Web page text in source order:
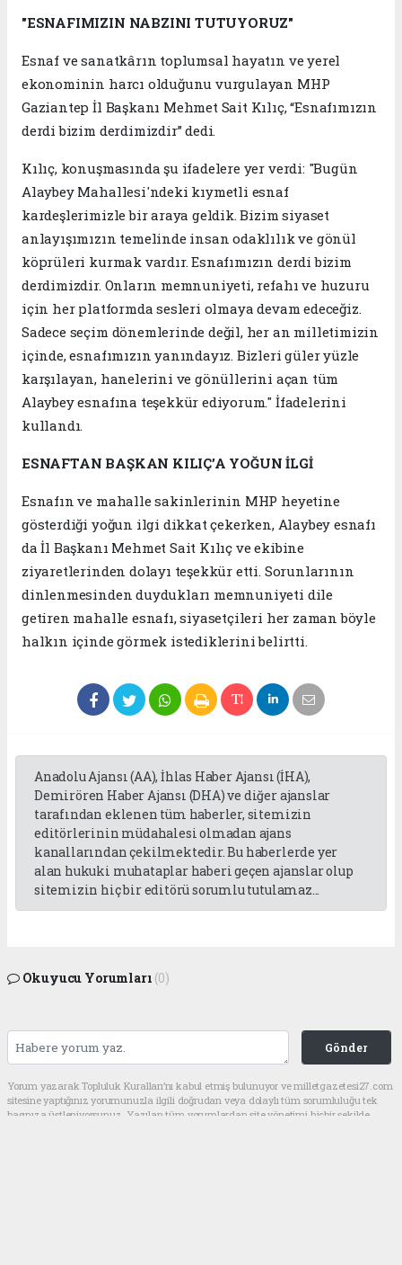
"ESNAFIMIZIN NABZINI TUTUYORUZ"
Esnaf ve sanatkârın toplumsal hayatın ve yerel
ekonominin harcı olduğunu vurgulayan MHP
Gaziantep İl Başkanı Mehmet Sait Kılıç, “Esnafımızın
derdi bizim derdimizdir” dedi.
Kılıç, konuşmasında şu ifadelere yer verdi: "Bugün
Alaybey Mahallesi'ndeki kıymetli esnaf
kardeşlerimizle bir araya geldik. Bizim siyaset
anlayışımızın temelinde insan odaklılık ve gönül
köprüleri kurmak vardır. Esnafımızın derdi bizim
derdimizdir. Onların memnuniyeti, refahı ve huzuru
için her platformda sesleri olmaya devam edeceğiz.
Sadece seçim dönemlerinde değil, her an milletimizin
içinde, esnafımızın yanındayız. Bizleri güler yüzle
karşılayan, hanelerini ve gönüllerini açan tüm
Alaybey esnafına teşekkür ediyorum." İfadelerini
kullandı.
ESNAFTAN BAŞKAN KILIÇ’A YOĞUN İLGİ
Esnafın ve mahalle sakinlerinin MHP heyetine
gösterdiği yoğun ilgi dikkat çekerken, Alaybey esnafı
da İl Başkanı Mehmet Sait Kılıç ve ekibine
ziyaretlerinden dolayı teşekkür etti. Sorunlarının
dinlenmesinden duydukları memnuniyeti dile
getiren mahalle esnafı, siyasetçileri her zaman böyle
halkın içinde görmek istediklerini belirtti.
Anadolu Ajansı (AA), İhlas Haber Ajansı (İHA),
Demirören Haber Ajansı (DHA) ve diğer ajanslar
tarafından eklenen tüm haberler, sitemizin
editörlerinin müdahalesi olmadan ajans
kanallarından çekilmektedir. Bu haberlerde yer
alan hukuki muhataplar haberi geçen ajanslar olup
sitemizin hiç bir editörü sorumlu tutulamaz...
Okuyucu Yorumları (0)
Gönder
Yorum yazarak Topluluk Kuralları’nı kabul etmiş bulunuyor ve milletgazetesi27.com
sitesine yaptığınız yorumunuzla ilgili doğrudan veya dolaylı tüm sorumluluğu tek
başınıza üstleniyorsunuz. Yazılan tüm yorumlardan site yönetimi hiçbir şekilde